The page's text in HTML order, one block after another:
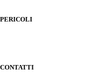
PERICOLI
CONTATTI